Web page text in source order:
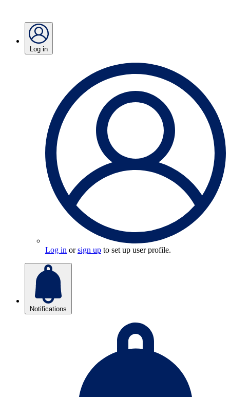
Log in
Log in orsign up to set up user profile.
Notifications